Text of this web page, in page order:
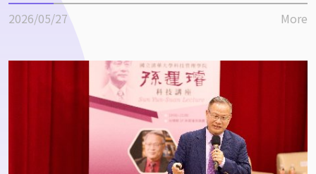
2026/05/27 More